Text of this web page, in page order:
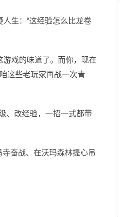
生：“这经验怎么比龙卷
游戏的味道了。而你，现在
这些老玩家再战一次青
、改经验，一招一式都带
奋战、在沃玛森林提心吊